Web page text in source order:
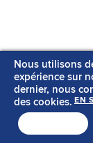
Nous utilisons
expérience sur
dernier, nous
des cookies. EN